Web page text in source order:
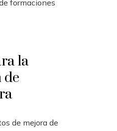
formaciones
la
de mejora de